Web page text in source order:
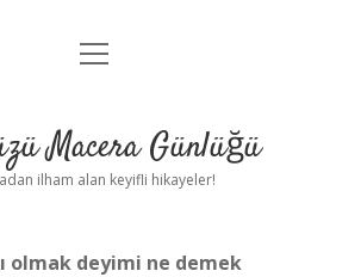
Anasayfa
Yasal Uyarı
menüyü
Macera Günlüğü
ilham alan keyifli hikayeler!
olmak deyimi ne demek